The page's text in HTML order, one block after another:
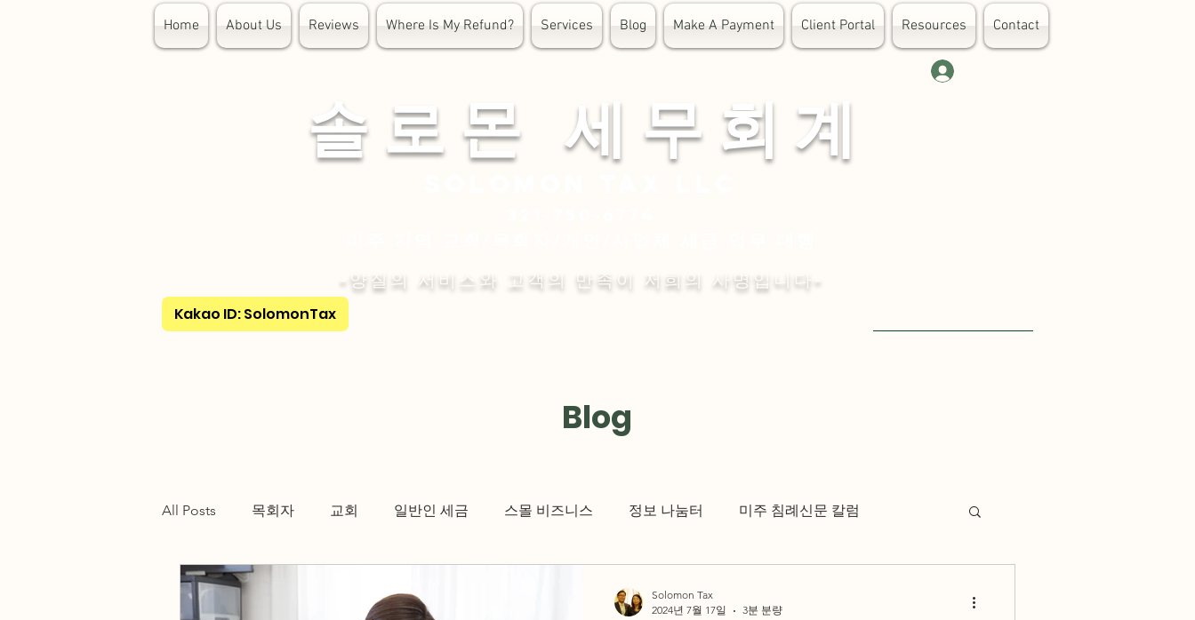
Home About Us Reviews Where Is My Refund? Services Blog Make A Payment Client Portal Resources Contact
​솔 로 몬 세 무 회 계
-양질의 서비스와 고객의 만족이 저희의 사명입니다-
Kakao ID: SolomonTax
Blog
All Posts 목회자 교회 일반인 세금 스몰 비즈니스 정보 나눔터 미주 침례신문 칼럼
Testimonials
Solomon Tax
2024년 7월 17일
3분 분량